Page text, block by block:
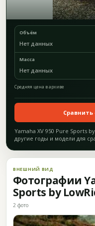
Объём
Нет данных
Масса
Нет данных
Средняя цена в архиве
Сравнить
Yamaha XV 950 Pure Sports
другие годы и модели для
ВНЕШНИЙ ВИД
Фотографии
Sports by
2 фото